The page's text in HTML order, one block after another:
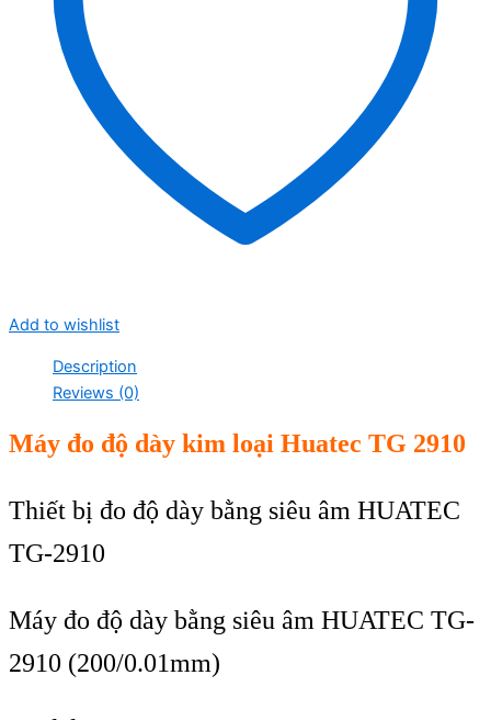
Add to wishlist
Description
Reviews (0)
Máy đo độ dày kim loại Huatec TG 2910
Thiết bị đo độ dày bằng siêu âm HUATEC
TG-2910
Máy đo độ dày bằng siêu âm HUATEC TG-
2910 (200/0.01mm)